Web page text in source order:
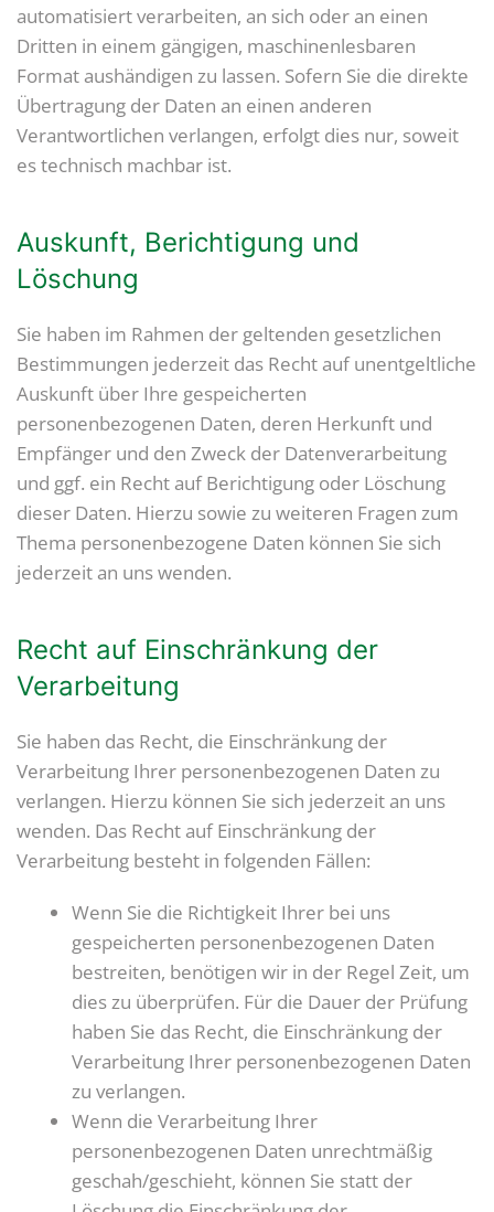
automatisiert verarbeiten, an sich oder an einen
Dritten in einem gängigen, maschinenlesbaren
Format aushändigen zu lassen. Sofern Sie die direkte
Übertragung der Daten an einen anderen
Verantwortlichen verlangen, erfolgt dies nur, soweit
es technisch machbar ist.
Auskunft, Berichtigung und
Löschung
Sie haben im Rahmen der geltenden gesetzlichen
Bestimmungen jederzeit das Recht auf unentgeltliche
Auskunft über Ihre gespeicherten
personenbezogenen Daten, deren Herkunft und
Empfänger und den Zweck der Datenverarbeitung
und ggf. ein Recht auf Berichtigung oder Löschung
dieser Daten. Hierzu sowie zu weiteren Fragen zum
Thema personenbezogene Daten können Sie sich
jederzeit an uns wenden.
Recht auf Einschränkung der
Verarbeitung
Sie haben das Recht, die Einschränkung der
Verarbeitung Ihrer personenbezogenen Daten zu
verlangen. Hierzu können Sie sich jederzeit an uns
wenden. Das Recht auf Einschränkung der
Verarbeitung besteht in folgenden Fällen:
Wenn Sie die Richtigkeit Ihrer bei uns
gespeicherten personenbezogenen Daten
bestreiten, benötigen wir in der Regel Zeit, um
dies zu überprüfen. Für die Dauer der Prüfung
haben Sie das Recht, die Einschränkung der
Verarbeitung Ihrer personenbezogenen Daten
zu verlangen.
Wenn die Verarbeitung Ihrer
personenbezogenen Daten unrechtmäßig
geschah/geschieht, können Sie statt der